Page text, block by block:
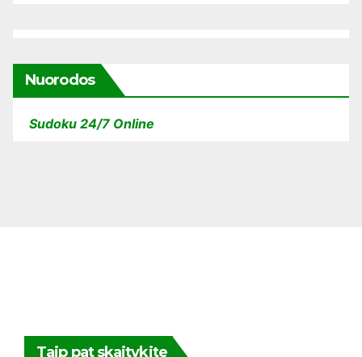
Nuorodos
Sudoku 24/7 Online
Taip pat skaitykite